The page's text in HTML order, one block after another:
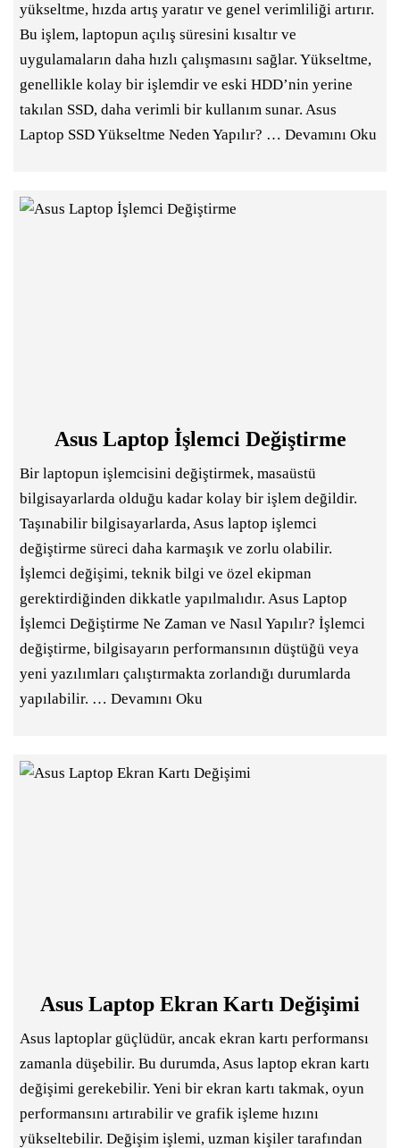
yükseltme, hızda artış yaratır ve genel verimliliği artırır.
Bu işlem, laptopun açılış süresini kısaltır ve
uygulamaların daha hızlı çalışmasını sağlar. Yükseltme,
genellikle kolay bir işlemdir ve eski HDD’nin yerine
takılan SSD, daha verimli bir kullanım sunar. Asus
Laptop SSD Yükseltme Neden Yapılır? … Devamını Oku
Asus Laptop İşlemci Değiştirme
Bir laptopun işlemcisini değiştirmek, masaüstü
bilgisayarlarda olduğu kadar kolay bir işlem değildir.
Taşınabilir bilgisayarlarda, Asus laptop işlemci
değiştirme süreci daha karmaşık ve zorlu olabilir.
İşlemci değişimi, teknik bilgi ve özel ekipman
gerektirdiğinden dikkatle yapılmalıdır. Asus Laptop
İşlemci Değiştirme Ne Zaman ve Nasıl Yapılır? İşlemci
değiştirme, bilgisayarın performansının düştüğü veya
yeni yazılımları çalıştırmakta zorlandığı durumlarda
yapılabilir. … Devamını Oku
Asus Laptop Ekran Kartı Değişimi
Asus laptoplar güçlüdür, ancak ekran kartı performansı
zamanla düşebilir. Bu durumda, Asus laptop ekran kartı
değişimi gerekebilir. Yeni bir ekran kartı takmak, oyun
performansını artırabilir ve grafik işleme hızını
yükseltebilir. Değişim işlemi, uzman kişiler tarafından